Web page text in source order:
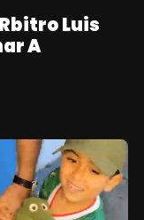
Luis
A